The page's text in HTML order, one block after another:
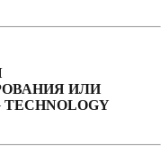
ИЛИ